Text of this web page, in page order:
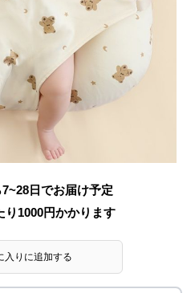
日でお届け予定
り 1000円かかります
入りに追加する